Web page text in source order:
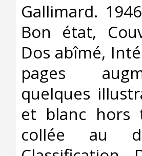
‎Gallimard.
Bon état,
Dos abîmé,
pages
quelques
et blanc hors
collée au